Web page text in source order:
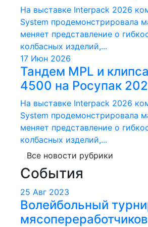
На выставке Interpack 2026
System продемонстрировала
меняет представление о
колбасных изделий,...
17 Июн 2026
Тандем MPL и
4500 на Росупак
На выставке Interpack 2026
System продемонстрировала
меняет представление о
колбасных изделий,...
Все новости рубрики
События
25 Авг 2023
Волейбольный
мясопереработчиков